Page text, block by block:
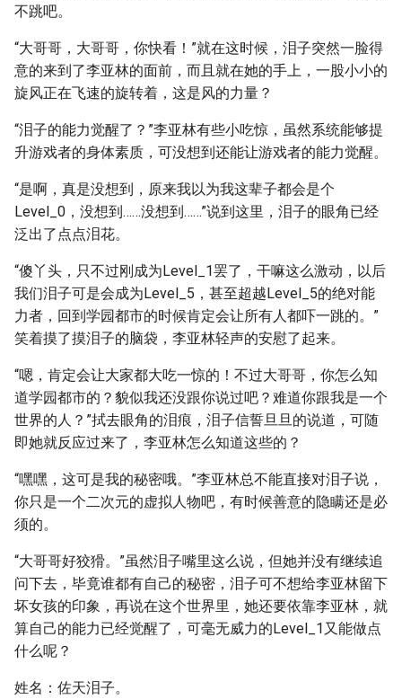
不跳吧。
“大哥哥，大哥哥，你快看！”就在这时候，泪子突然一脸得
意的来到了李亚林的面前，而且就在她的手上，一股小小的
旋风正在飞速的旋转着，这是风的力量？
“泪子的能力觉醒了？”李亚林有些小吃惊，虽然系统能够提
升游戏者的身体素质，可没想到还能让游戏者的能力觉醒。
“是啊，真是没想到，原来我以为我这辈子都会是个
Level_0，没想到……没想到……”说到这里，泪子的眼角已经
泛出了点点泪花。
“傻丫头，只不过刚成为Level_1罢了，干嘛这么激动，以后
我们泪子可是会成为Level_5，甚至超越Level_5的绝对能
力者，回到学园都市的时候肯定会让所有人都吓一跳的。”
笑着摸了摸泪子的脑袋，李亚林轻声的安慰了起来。
“嗯，肯定会让大家都大吃一惊的！不过大哥哥，你怎么知
道学园都市的？貌似我还没跟你说过吧？难道你跟我是一个
世界的人？”拭去眼角的泪痕，泪子信誓旦旦的说道，可随
即她就反应过来了，李亚林怎么知道这些的？
“嘿嘿，这可是我的秘密哦。”李亚林总不能直接对泪子说，
你只是一个二次元的虚拟人物吧，有时候善意的隐瞒还是必
须的。
“大哥哥好狡猾。”虽然泪子嘴里这么说，但她并没有继续追
问下去，毕竟谁都有自己的秘密，泪子可不想给李亚林留下
坏女孩的印象，再说在这个世界里，她还要依靠李亚林，就
算自己的能力已经觉醒了，可毫无威力的Level_1又能做点
什么呢？
姓名：佐天泪子。